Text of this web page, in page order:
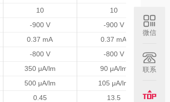
10
10
-900 V
-900 V
0.37 mA
0.37 mA
-800 V
-800 V
350 μA/lm
90 μA/lm
500 μA/lm
105 μA/lm
0.45
13.5
微信
联系